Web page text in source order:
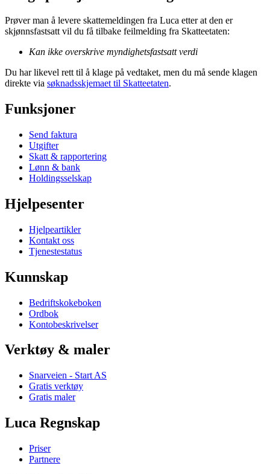
Prøver man å levere skattemeldingen fra Luca etter at den er
skjønnsfastsatt vil du få tilbake feilmelding fra Skatteetaten:
Kan ikke overskrive myndighetsfastsatt verdi
Du har likevel rett til å klage på vedtaket, men du må sende klagen
direkte via søknadsskjemaet til Skatteetaten.
Funksjoner
Send faktura
Utgifter
Skatt & rapportering
Lønn & bank
Holdingsselskap
Hjelpesenter
Hjelpeartikler
Kontakt oss
Tjenestestatus
Kunnskap
Bedriftskokeboken
Ordbok
Kontobeskrivelser
Verktøy & maler
Snarveien - Start AS
Gratis verktøy
Gratis maler
Luca Regnskap
Priser
Partnere